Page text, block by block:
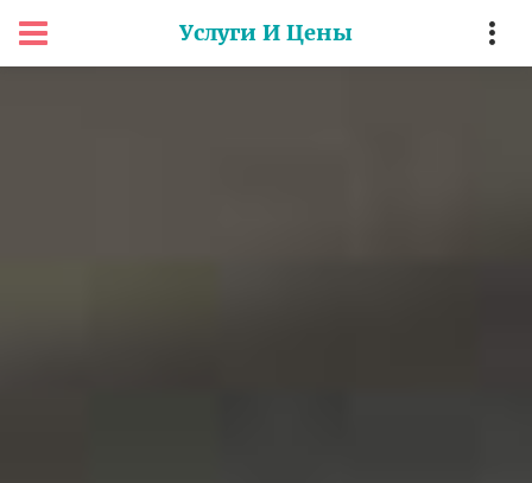
Услуги И Цены